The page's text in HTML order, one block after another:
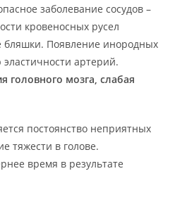
заболевание сосудов –
кровеносных русел
бляшки. Появление инородных
артерий.
головного мозга, слабая
постоянство неприятных
тяжести в голове.
время в результате